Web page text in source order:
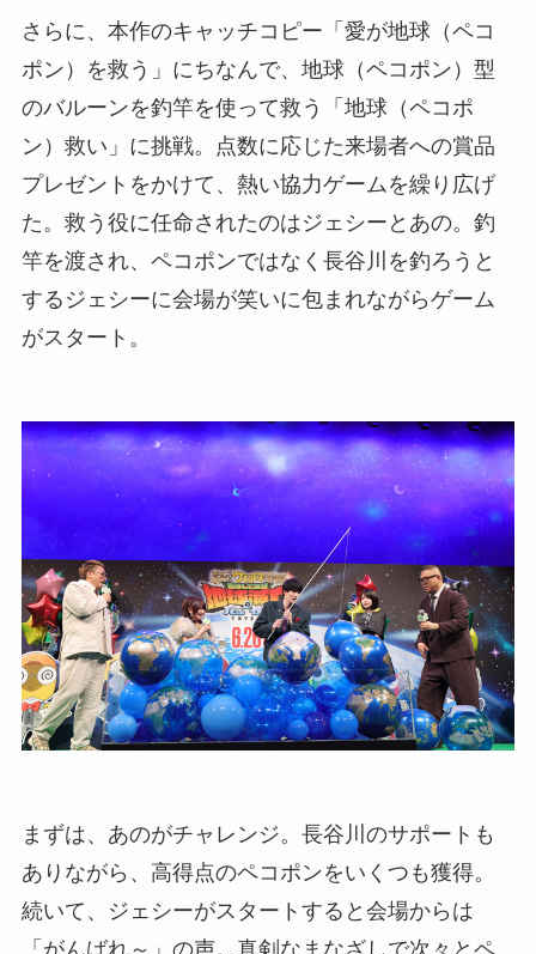
さらに、本作のキャッチコピー「愛が地球（ペコ
ポン）を救う」にちなんで、地球（ペコポン）型
のバルーンを釣竿を使って救う「地球（ペコポ
ン）救い」に挑戦。点数に応じた来場者への賞品
プレゼントをかけて、熱い協力ゲームを繰り広げ
た。救う役に任命されたのはジェシーとあの。釣
竿を渡され、ペコポンではなく長谷川を釣ろうと
するジェシーに会場が笑いに包まれながらゲーム
がスタート。
まずは、あのがチャレンジ。長谷川のサポートも
ありながら、高得点のペコポンをいくつも獲得。
続いて、ジェシーがスタートすると会場からは
「がんばれ～」の声。真剣なまなざしで次々とペ